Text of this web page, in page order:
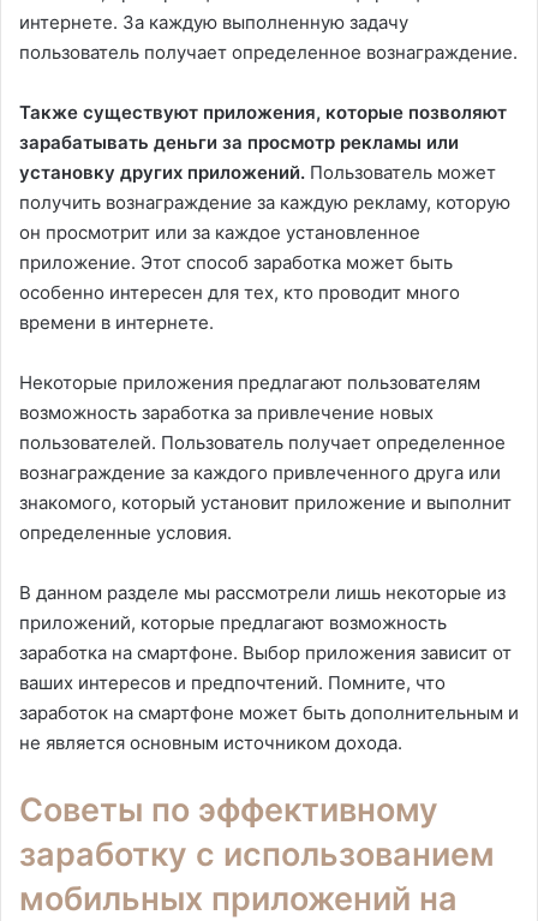
интернете. За каждую выполненную задачу
пользователь получает определенное вознаграждение.
Также существуют приложения, которые позволяют
зарабатывать деньги за просмотр рекламы или
установку других приложений. Пользователь может
получить вознаграждение за каждую рекламу, которую
он просмотрит или за каждое установленное
приложение. Этот способ заработка может быть
особенно интересен для тех, кто проводит много
времени в интернете.
Некоторые приложения предлагают пользователям
возможность заработка за привлечение новых
пользователей. Пользователь получает определенное
вознаграждение за каждого привлеченного друга или
знакомого, который установит приложение и выполнит
определенные условия.
В данном разделе мы рассмотрели лишь некоторые из
приложений, которые предлагают возможность
заработка на смартфоне. Выбор приложения зависит от
ваших интересов и предпочтений. Помните, что
заработок на смартфоне может быть дополнительным и
не является основным источником дохода.
Советы по эффективному
заработку с использованием
мобильных приложений на